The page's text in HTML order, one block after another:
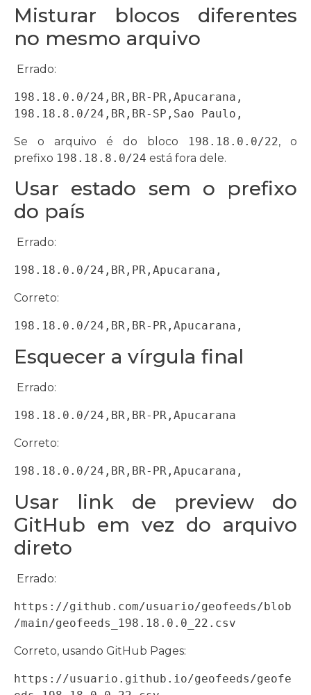
Misturar blocos diferentes
no mesmo arquivo
Errado:
198.18.0.0/24,BR,BR-PR,Apucarana,
198.18.8.0/24,BR,BR-SP,Sao Paulo,
Se o arquivo é do bloco 198.18.0.0/22, o
prefixo 198.18.8.0/24 está fora dele.
Usar estado sem o prefixo
do país
Errado:
198.18.0.0/24,BR,PR,Apucarana,
Correto:
198.18.0.0/24,BR,BR-PR,Apucarana,
Esquecer a vírgula final
Errado:
198.18.0.0/24,BR,BR-PR,Apucarana
Correto:
198.18.0.0/24,BR,BR-PR,Apucarana,
Usar link de preview do
GitHub em vez do arquivo
direto
Errado:
https://github.com/usuario/geofeeds/blob
/main/geofeeds_198.18.0.0_22.csv
Correto, usando GitHub Pages:
https://usuario.github.io/geofeeds/geofe